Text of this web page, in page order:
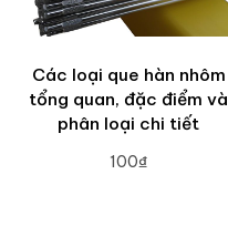
Các loại que hàn nhôm
tổng quan, đặc điểm và
phân loại chi tiết
100₫